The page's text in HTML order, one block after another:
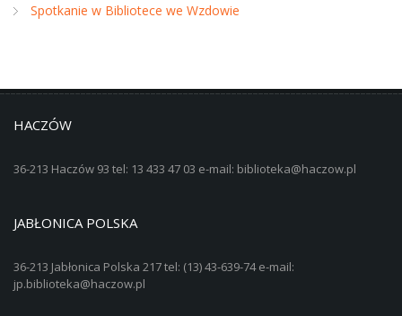
Spotkanie w Bibliotece we Wzdowie
HACZÓW
36-213 Haczów 93 tel: 13 433 47 03 e-mail: biblioteka@haczow.pl
JABŁONICA POLSKA
36-213 Jabłonica Polska 217 tel: (13) 43-639-74 e-mail:
jp.biblioteka@haczow.pl